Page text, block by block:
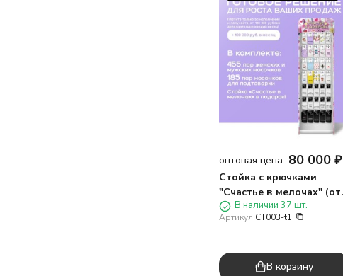
оптовая цена: 80 000 ₽
Стойка с крючками
"Счастье в мелочах" (от
640 шт. носков МИКС)
В наличии 37 шт.
Артикул:CT003-t1
В корзину